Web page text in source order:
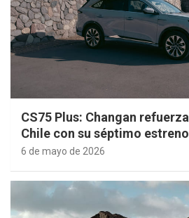
CS75 Plus: Changan
Chile con su séptimo
6 de mayo de 2026